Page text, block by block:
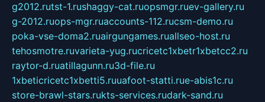
g2012.rutst-1.rushaggy-cat.ruopsmgr.ruev-gallery.ru
g-2012.ruops-mgr.ruaccounts-112.rucsm-demo.ru
poka-vse-doma2.ruairgungames.ruallseo-host.ru
tehosmotre.ruvarieta-yug.rucricetc1xbetr1xbetcc2.ru
raytor-d.ruatillagunn.ru3d-file.ru
1xbeticricetc1xbetti5.ruuafoot-statti.rue-abis1c.ru
store-brawl-stars.rukts-services.rudark-sand.ru